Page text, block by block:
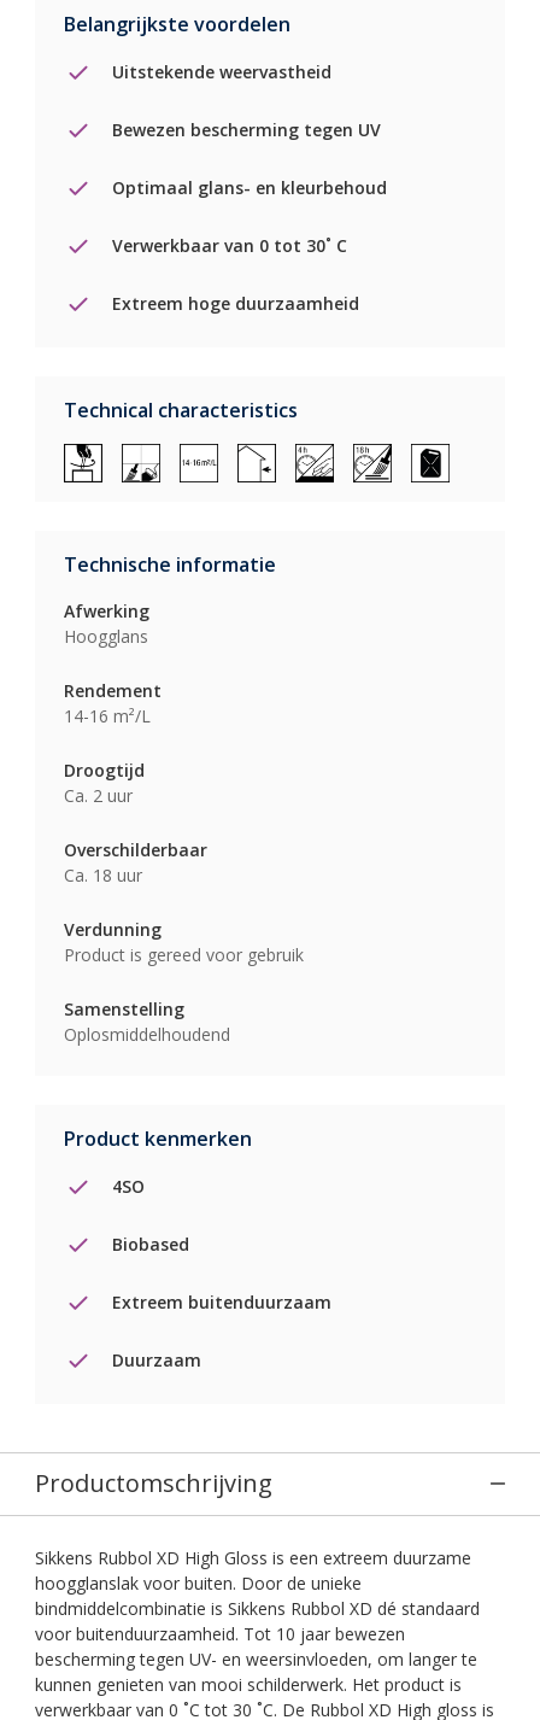
Belangrijkste voordelen
Uitstekende weervastheid
Bewezen bescherming tegen UV
Optimaal glans- en kleurbehoud
Verwerkbaar van 0 tot 30˚ C
Extreem hoge duurzaamheid
Technical characteristics
Technische informatie
Afwerking
Hoogglans
Rendement
14-16 m²/L
Droogtijd
Ca. 2 uur
Overschilderbaar
Ca. 18 uur
Verdunning
Product is gereed voor gebruik
Samenstelling
Oplosmiddelhoudend
Product kenmerken
4SO
Biobased
Extreem buitenduurzaam
Duurzaam
Productomschrijving
Sikkens Rubbol XD High Gloss is een extreem duurzame
hoogglanslak voor buiten. Door de unieke
bindmiddelcombinatie is Sikkens Rubbol XD dé standaard
voor buitenduurzaamheid. Tot 10 jaar bewezen
bescherming tegen UV- en weersinvloeden, om langer te
kunnen genieten van mooi schilderwerk. Het product is
verwerkbaar van 0 ˚C tot 30 ˚C. De Rubbol XD High gloss is